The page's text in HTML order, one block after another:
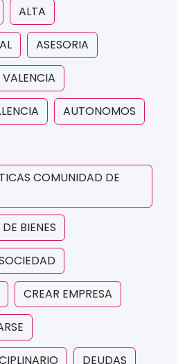
ALTA
ASESORIA
AUTONOMOS
COMUNIDAD DE
BIENES
CREAR EMPRESA
DEUDAS